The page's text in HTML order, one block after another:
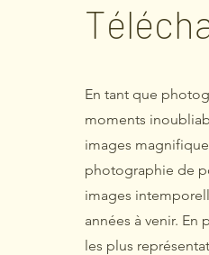
En tant que
moments
images
photographie de
images
années à venir.
les plus